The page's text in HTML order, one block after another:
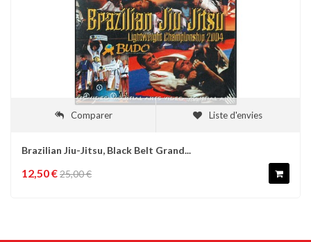
Comparer Liste d'envies
Brazilian Jiu-Jitsu, Black Belt Grand...
12,50 €25,00 €